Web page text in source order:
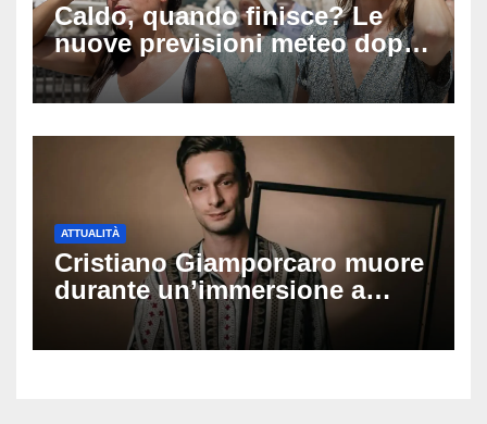
Caldo, quando finisce? Le
nuove previsioni meteo dopo
Ferragosto: ecco quando
potrebbe arrivare la svolta
ATTUALITÀ
Cristiano Giamporcaro muore
durante un’immersione a
Lampedusa: aperta
un’inchiesta per omicidio